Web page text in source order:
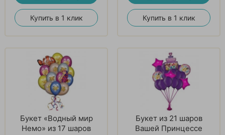
Купить в 1 клик Купить в 1 клик
Букет «Водный мир
Немо» из 17 шаров
Букет из 21 шаров
Вашей Принцессе